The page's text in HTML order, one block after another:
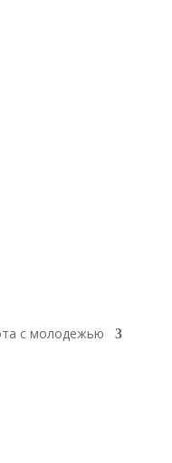
с молодежью